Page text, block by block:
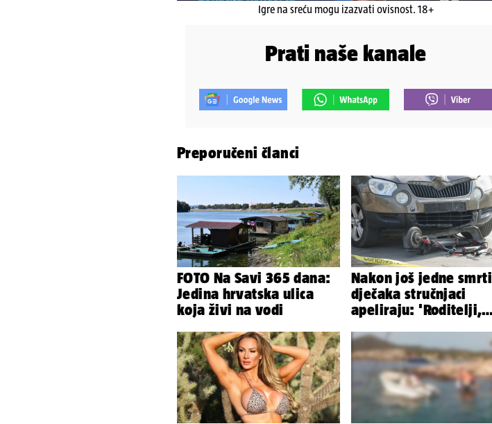
Igre na sreću mogu izazvati ovisnost. 18+
Prati naše kanale
Preporučeni članci
FOTO Na Savi 365 dana:
Jedina hrvatska ulica
koja živi na vodi
Nakon još jedne smrti
dječaka stručnjaci
apeliraju: 'Roditelji,
igračke'